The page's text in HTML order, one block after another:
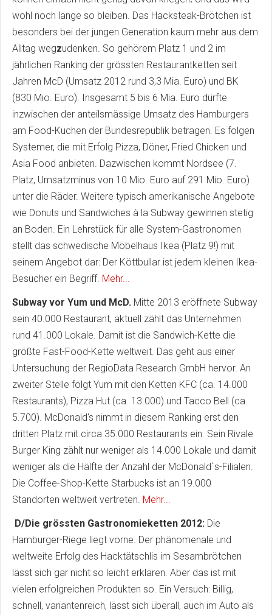
wohl noch lange so bleiben. Das Hacksteak-Brötchen ist
besonders bei der jungen Generation kaum mehr aus dem
Alltag wegzudenken. So gehörem Platz 1 und 2 im
jährlichen Ranking der grössten Restaurantketten seit
Jahren McD (Umsatz 2012 rund 3,3 Mia. Euro) und BK
(830 Mio. Euro). Insgesamt 5 bis 6 Mia. Euro dürfte
inzwischen der anteilsmässige Umsatz des Hamburgers
am Food-Kuchen der Bundesrepublik betragen. Es folgen
Systemer, die mit Erfolg Pizza, Döner, Fried Chicken und
Asia Food anbieten. Dazwischen kommt Nordsee (7.
Platz, Umsatzminus von 10 Mio. Euro auf 291 Mio. Euro)
unter die Räder. Weitere typisch amerikanische Angebote
wie Donuts und Sandwiches à la Subway gewinnen stetig
an Boden. Ein Lehrstück für alle System-Gastronomen
stellt das schwedische Möbelhaus Ikea (Platz 9!) mit
seinem Angebot dar: Der Köttbullar ist jedem kleinen Ikea-
Besucher ein Begriff. Mehr...
Subway vor Yum und McD. Mitte 2013 eröffnete Subway
sein 40.000 Restaurant, aktuell zählt das Unternehmen
rund 41.000 Lokale. Damit ist die Sandwich-Kette die
größte Fast-Food-Kette weltweit. Das geht aus einer
Untersuchung der RegioData Research GmbH hervor. An
zweiter Stelle folgt Yum mit den Ketten KFC (ca. 14.000
Restaurants), Pizza Hut (ca. 13.000) und Tacco Bell (ca.
5.700). McDonald's nimmt in diesem Ranking erst den
dritten Platz mit circa 35.000 Restaurants ein. Sein Rivale
Burger King zählt nur weniger als 14.000 Lokale und damit
weniger als die Hälfte der Anzahl der McDonald`s-Filialen.
Die Coffee-Shop-Kette Starbucks ist an 19.000
Standorten weltweit vertreten. Mehr...
D/Die grössten Gastronomieketten 2012: Die
Hamburger-Riege liegt vorne. Der phänomenale und
weltweite Erfolg des Hacktätschlis im Sesambrötchen
lässt sich gar nicht so leicht erklären. Aber das ist mit
vielen erfolgreichen Produkten so. Ein Versuch: Billig,
schnell, variantenreich, lässt sich überall, auch im Auto als